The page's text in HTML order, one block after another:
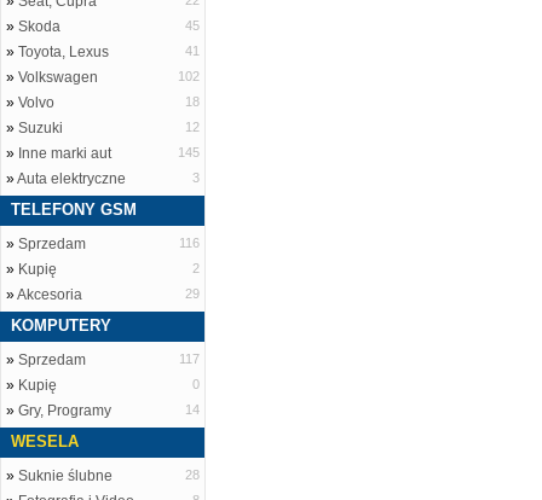
» Skoda 45
» Toyota, Lexus 41
» Volkswagen 102
» Volvo 18
» Suzuki 12
» Inne marki aut 145
»Auta elektryczne 3
TELEFONY GSM
» Sprzedam 116
» Kupię 2
»Akcesoria 29
KOMPUTERY
» Sprzedam 117
» Kupię 0
» Gry, Programy 14
WESELA
» Suknie ślubne 28